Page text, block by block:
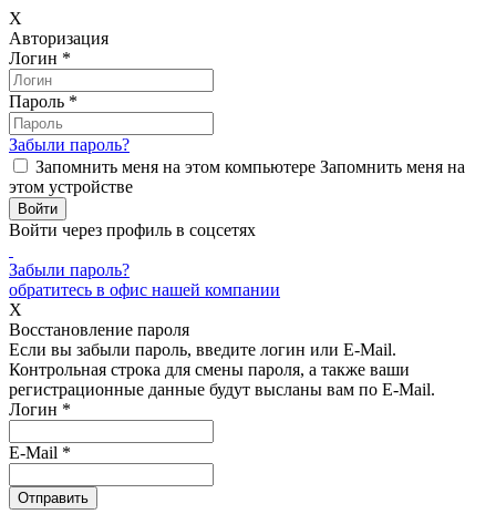
X
Авторизация
Логин *
Пароль *
Забыли пароль?
Запомнить меня на этом компьютере Запомнить меня на
этом устройстве
Войти через профиль в соцсетях
Забыли пароль?
обратитесь в офис нашей компании
X
Восстановление пароля
Если вы забыли пароль, введите логин или E-Mail.
Контрольная строка для смены пароля, а также ваши
регистрационные данные будут высланы вам по E-Mail.
Логин *
E-Mail *